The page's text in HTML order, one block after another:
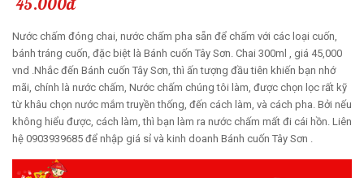
Nước chấm đóng chai, nước chấm pha sẵn để chấm với các loại cuốn,
bánh tráng cuốn, đặc biệt là Bánh cuốn Tây Sơn. Chai 300ml , giá 45,000
vnd .Nhắc đến Bánh cuốn Tây Sơn, thì ấn tượng đầu tiên khiến bạn nhớ
mãi, chính là nước chấm, Nước chấm chúng tôi làm, được chọn lọc rất kỹ
từ khâu chọn nước mắm truyền thống, đến cách làm, và cách pha. Bởi nếu
không hiểu được, cách làm, thì bạn làm ra nước chấm mất đi cái hồn. Liên
hệ 0903939685 để nhập giá sỉ và kinh doanh Bánh cuốn Tây Sơn .